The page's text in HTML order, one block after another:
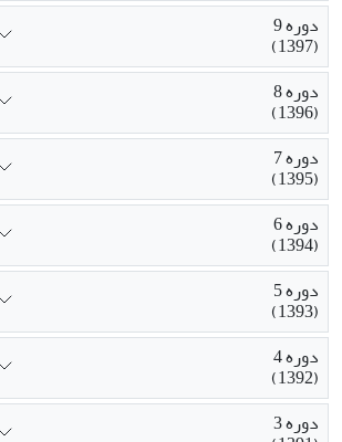
دوره 9
(1397)
دوره 8
(1396)
دوره 7
(1395)
دوره 6
(1394)
دوره 5
(1393)
دوره 4
(1392)
دوره 3